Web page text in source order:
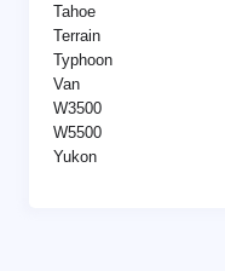
Tahoe
Terrain
Typhoon
Van
W3500
W5500
Yukon